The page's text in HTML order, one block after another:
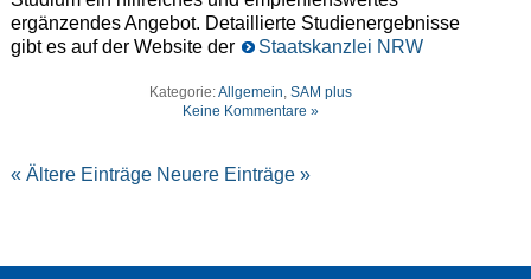
ergänzendes Angebot. Detaillierte Studienergebnisse
gibt es auf der Website der
Staatskanzlei NRW
Kategorie:Allgemein,SAM plus
Keine Kommentare »
« Ältere Einträge Neuere Einträge »